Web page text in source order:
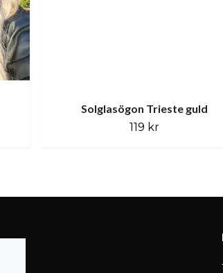
Solglasögon Trieste guld
119 kr